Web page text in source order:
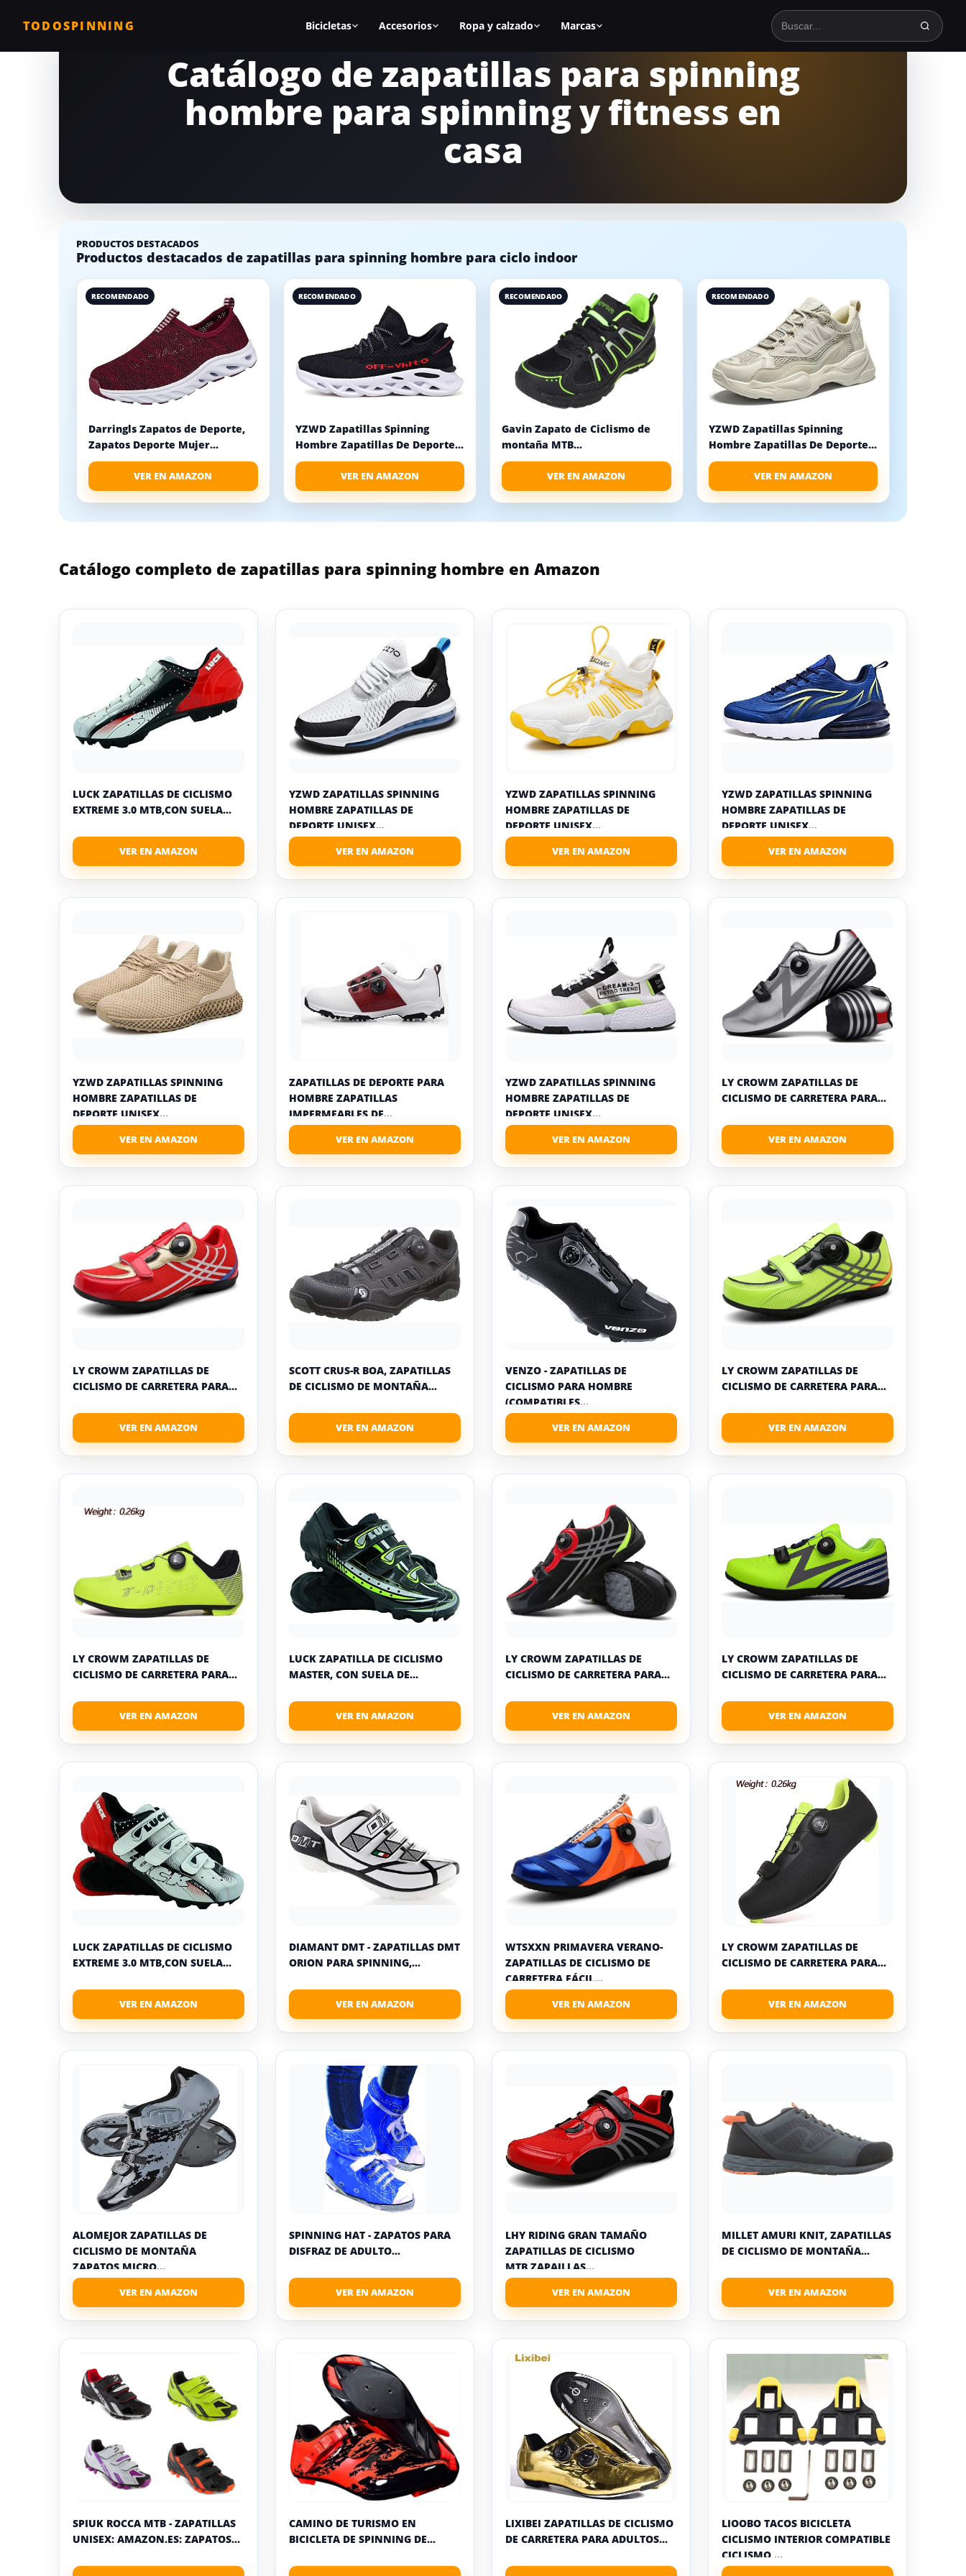
TODOSPINNING Buscar en TodoSpinning
Bicicletas
Todas las bicicletas
Bicicleta profesional
Accesorios
Todos los accesorios
Sillines
Ropa y calzado
Zapatillas spinning
Zapatillas mujer
Zapatillas hombre
Mejores zapatillas
Marcas
BH Fitness
Cecotec
Salter
Catálogo de zapatillas para spinning
hombre para spinning y fitness en
casa
PRODUCTOS DESTACADOS
Productos destacados de zapatillas para spinning hombre para ciclo indoor
RECOMENDADO
Darringls Zapatos de Deporte,
Zapatos Deporte Mujer...
VER EN AMAZON
RECOMENDADO
YZWD Zapatillas Spinning
Hombre Zapatillas De Deporte...
VER EN AMAZON
RECOMENDADO
Gavin Zapato de Ciclismo de
montaña MTB...
VER EN AMAZON
RECOMENDADO
YZWD Zapatillas Spinning
Hombre Zapatillas De Deporte...
VER EN AMAZON
Catálogo completo de zapatillas para spinning hombre en Amazon
LUCK ZAPATILLAS DE CICLISMO
EXTREME 3.0 MTB,CON SUELA...
YZWD ZAPATILLAS SPINNING
HOMBRE ZAPATILLAS DE
DEPORTE UNISEX...
YZWD ZAPATILLAS SPINNING
HOMBRE ZAPATILLAS DE
DEPORTE UNISEX...
YZWD ZAPATILLAS SPINNING
HOMBRE ZAPATILLAS DE
DEPORTE UNISEX...
YZWD ZAPATILLAS SPINNING
HOMBRE ZAPATILLAS DE
DEPORTE UNISEX...
ZAPATILLAS DE DEPORTE PARA
HOMBRE ZAPATILLAS
IMPERMEABLES DE...
YZWD ZAPATILLAS SPINNING
HOMBRE ZAPATILLAS DE
DEPORTE UNISEX...
LY CROWM ZAPATILLAS DE
CICLISMO DE CARRETERA PARA...
LY CROWM ZAPATILLAS DE
CICLISMO DE CARRETERA PARA...
SCOTT CRUS-R BOA, ZAPATILLAS
DE CICLISMO DE MONTAÑA...
VENZO - ZAPATILLAS DE
CICLISMO PARA HOMBRE
(COMPATIBLES...
LY CROWM ZAPATILLAS DE
CICLISMO DE CARRETERA PARA...
LY CROWM ZAPATILLAS DE
CICLISMO DE CARRETERA PARA...
LUCK ZAPATILLA DE CICLISMO
MASTER, CON SUELA DE...
LY CROWM ZAPATILLAS DE
CICLISMO DE CARRETERA PARA...
LY CROWM ZAPATILLAS DE
CICLISMO DE CARRETERA PARA...
LUCK ZAPATILLAS DE CICLISMO
EXTREME 3.0 MTB,CON SUELA...
DIAMANT DMT - ZAPATILLAS DMT
ORION PARA SPINNING,...
WTSXXN PRIMAVERA VERANO-
ZAPATILLAS DE CICLISMO DE
CARRETERA FÁCIL...
LY CROWM ZAPATILLAS DE
CICLISMO DE CARRETERA PARA...
ALOMEJOR ZAPATILLAS DE
CICLISMO DE MONTAÑA
ZAPATOS MICRO...
SPINNING HAT - ZAPATOS PARA
DISFRAZ DE ADULTO...
LHY RIDING GRAN TAMAÑO
ZAPATILLAS DE CICLISMO
MTB,ZAPAILLAS...
MILLET AMURI KNIT, ZAPATILLAS
DE CICLISMO DE MONTAÑA...
SPIUK ROCCA MTB - ZAPATILLAS
UNISEX: AMAZON.ES: ZAPATOS...
CAMINO DE TURISMO EN
BICICLETA DE SPINNING DE...
LIXIBEI ZAPATILLAS DE CICLISMO
DE CARRETERA PARA ADULTOS...
LIOOBO TACOS BICICLETA
CICLISMO INTERIOR COMPATIBLE
CICLISMO ...